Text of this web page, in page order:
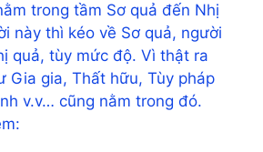
trong tầm Sơ quả đến Nhị
này thì kéo về Sơ quả, người
quả, tùy mức độ. Vì thật ra
Gia gia, Thất hữu, Tùy pháp
v.v… cũng nằm trong đó.